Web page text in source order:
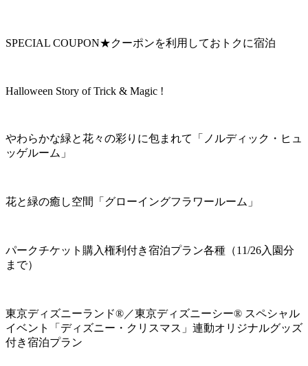
SPECIAL COUPON★クーポンを利用しておトクに宿泊
Halloween Story of Trick & Magic !
やわらかな緑と花々の彩りに包まれて「ノルディック・ヒュ
ッゲルーム」
花と緑の癒し空間「グローイングフラワールーム」
パークチケット購入権利付き宿泊プラン各種（11/26入園分
まで）
東京ディズニーランド®／東京ディズニーシー® スペシャル
イベント「ディズニー・クリスマス」連動オリジナルグッズ
付き宿泊プラン